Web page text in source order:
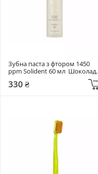
Зубна паста з фтором 1450
ppm Solident 60 мл  Шоколад-
330 ₴